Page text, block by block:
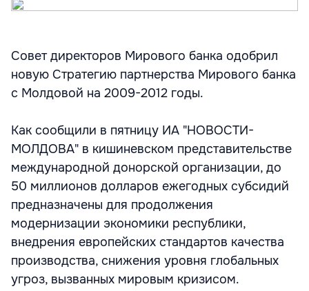
Совет директоров Мирового банка одобрил
новую Стратегию партнерства Мирового банка
с Молдовой на 2009-2012 годы.
Как сообщили в пятницу ИА "НОВОСТИ-
МОЛДОВА" в кишиневском представительстве
международной донорской организации, до
50 миллионов долларов ежегодных субсидий
предназначены для продолжения
модернизации экономики республики,
внедрения европейских стандартов качества
производства, снижения уровня глобальных
угроз, вызванных мировым кризисом.